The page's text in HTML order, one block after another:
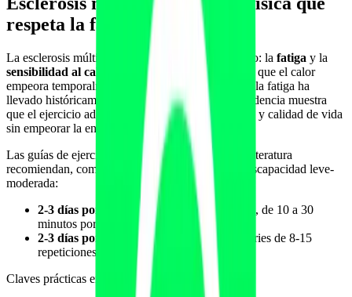
respeta la fatiga
La esclerosis múltiple (EM) plantea un reto distinto: la fatiga y la
sensibilidad al calor
(fenómeno de Uhthoff, en el que el calor
empeora temporalmente los síntomas). El miedo a la fatiga ha
llevado históricamente a la inactividad, pero la evidencia muestra
que el ejercicio adaptado mejora capacidad, fuerza y calidad de vida
sin empeorar la enfermedad.
Las guías de ejercicio para EM sintetizadas en la literatura
recomiendan, como referencia para adultos con discapacidad leve-
moderada:
2-3 días por semana de ejercicio aeróbico , de 10 a 30
minutos por sesión a intensidad moderada.
2-3 días por semana de fuerza
, con 1-3 series de 8-15
repeticiones por ejercicio.
Claves prácticas en EM: